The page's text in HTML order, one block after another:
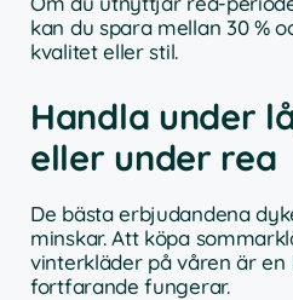
kan du spara mellan 30 %
kvalitet eller stil.
Handla under
eller under rea
De bästa erbjudandena
minskar. Att köpa
vinterkläder på våren är en
fortfarande fungerar.